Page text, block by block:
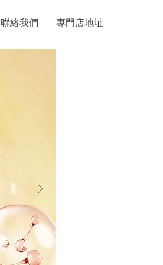
聯絡我們 專門店地址